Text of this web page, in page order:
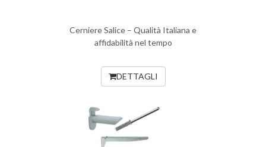
Cerniere Salice – Qualità Italiana e
affidabilità nel tempo
DETTAGLI